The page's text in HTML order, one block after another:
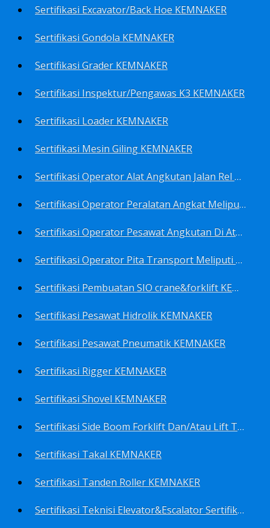
Sertifikasi Excavator/Back Hoe KEMNAKER
Sertifikasi Gondola KEMNAKER
Sertifikasi Grader KEMNAKER
Sertifikasi Inspektur/Pengawas K3 KEMNAKER
Sertifikasi Loader KEMNAKER
Sertifikasi Mesin Giling KEMNAKER
Sertifikasi Operator Alat Angkutan Jalan Rel Meliputi Operator Lokomotif Dan Lori KEMNAKER
Sertifikasi Operator Peralatan Angkat Meliputi Operator Dongkrak Mekanik (Lier) KEMNAKER
Sertifikasi Operator Pesawat Angkutan Di Atas Landasan Dan Di Atas Permukaan Meliputi Antara Lain Operator: Dump Truk KEMNAKER
Sertifikasi Operator Pita Transport Meliputi Operator Eskalator KEMNAKER
Sertifikasi Pembuatan SIO crane&forklift KEMNAKER
Sertifikasi Pesawat Hidrolik KEMNAKER
Sertifikasi Pesawat Pneumatik KEMNAKER
Sertifikasi Rigger KEMNAKER
Sertifikasi Shovel KEMNAKER
Sertifikasi Side Boom Forklift Dan/Atau Lift Truk KEMNAKER
Sertifikasi Takal KEMNAKER
Sertifikasi Tanden Roller KEMNAKER
Sertifikasi Teknisi Elevator&Escalator Sertifikat Kemenaker KEMNAKER